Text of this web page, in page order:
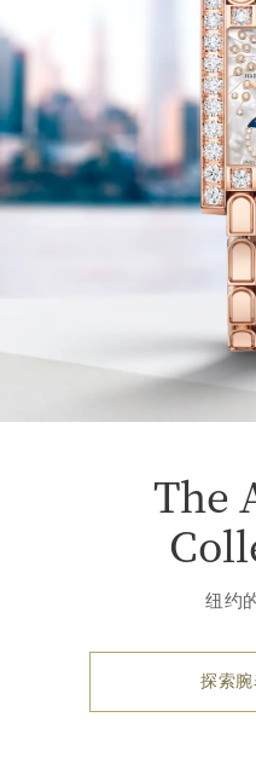
The
纽约
探索腕